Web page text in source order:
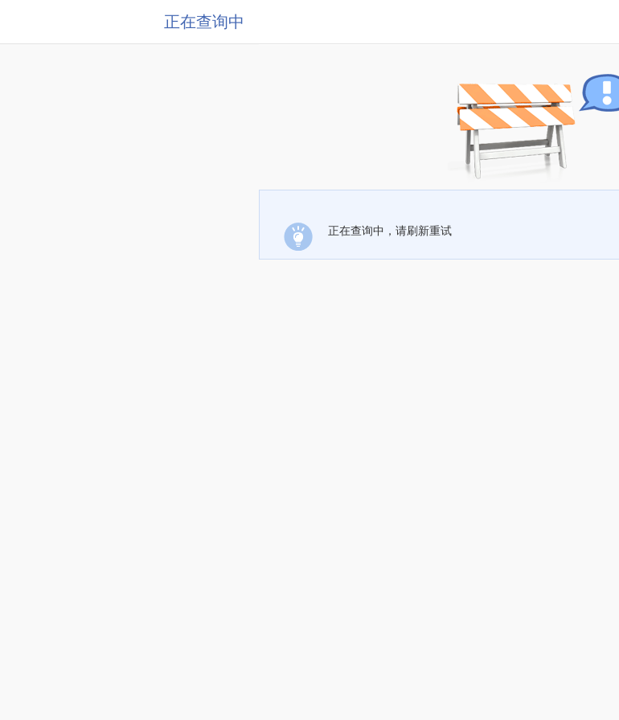
正在查询中
正在查询中，请刷新重试